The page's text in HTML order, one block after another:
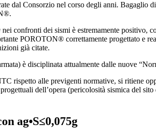
dal Consorzio nel corso degli anni. Bagaglio
nei confronti dei sismi è estremamente positivo,
POROTON® correttamente progettato e
già citate.
è disciplinata attualmente dalle nuove
rispetto alle previgenti normative, si ritiene
dell’opera (pericolosità sismica del
ag•S≤0,075g